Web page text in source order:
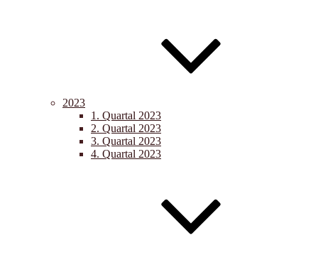
2023
1. Quartal 2023
2. Quartal 2023
3. Quartal 2023
4. Quartal 2023